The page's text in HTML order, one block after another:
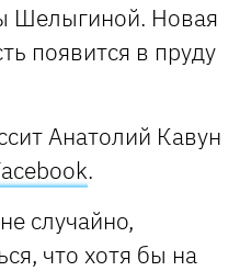
Шелыгиной. Новая
появится в пруду
Анатолий Кавун
.
случайно,
что хотя бы на